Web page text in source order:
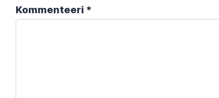
Kommenteeri *